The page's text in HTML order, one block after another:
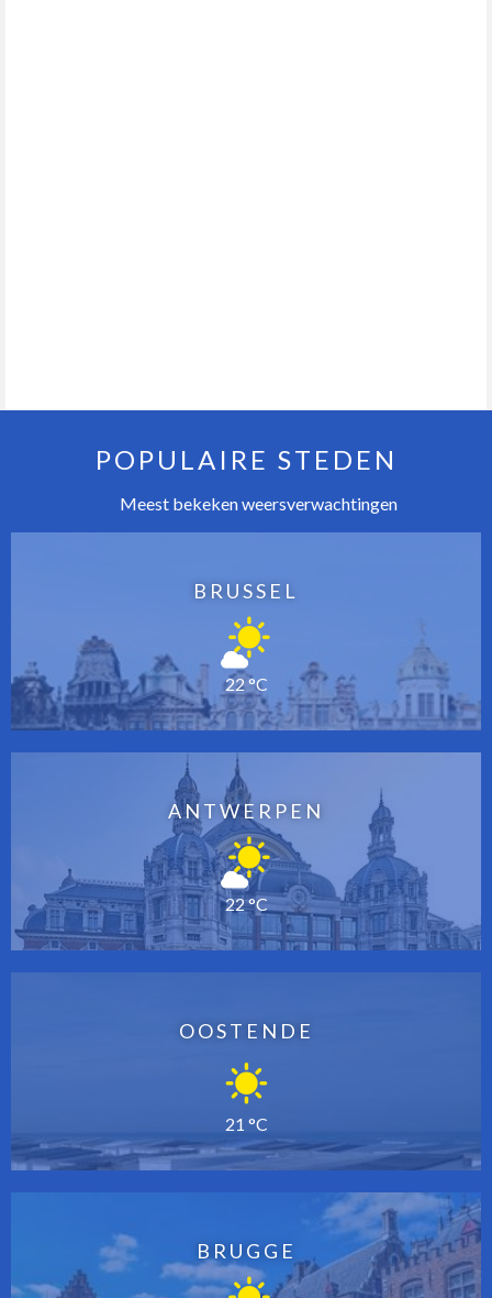
POPULAIRE STEDEN
Meest bekeken weersverwachtingen
BRUSSEL
22 °C
ANTWERPEN
22 °C
OOSTENDE
21 °C
BRUGGE